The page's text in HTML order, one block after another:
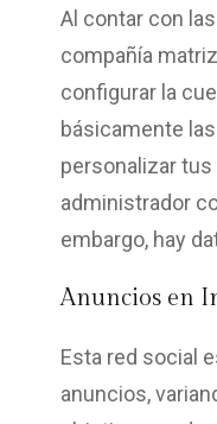
Al contar con
compañía
configurar la
básicamente
personalizar
administrador
embargo, hay
Anuncios en
Esta red social
anuncios,